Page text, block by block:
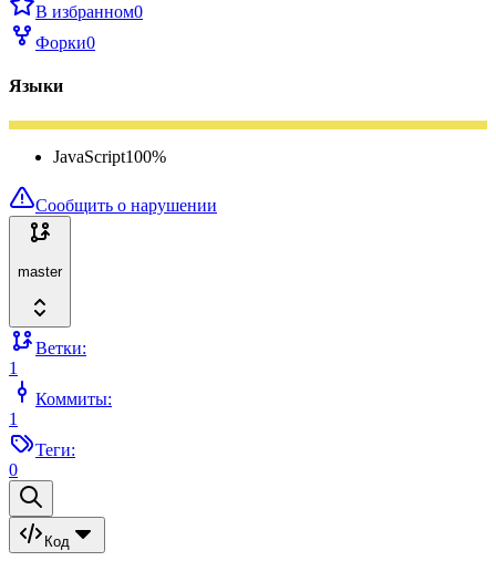
В избранном0
Форки0
Языки
JavaScript100%
Сообщить о нарушении
master
Ветки:
1
Коммиты:
1
Теги:
0
Код